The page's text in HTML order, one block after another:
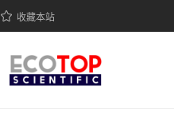
收藏本站